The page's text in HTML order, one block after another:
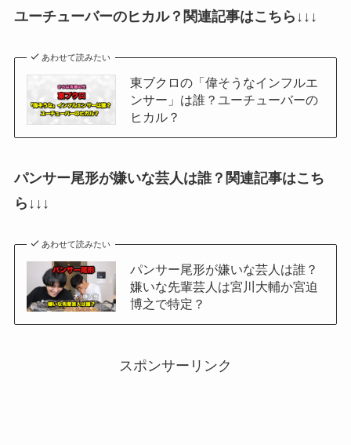
ユーチューバーのヒカル？関連記事はこちら↓↓↓
あわせて読みたい
東ブクロの「偉そうなインフルエ
ンサー」は誰？ユーチューバーの
ヒカル？
パンサー尾形が嫌いな芸人は誰？関連記事はこち
ら↓↓↓
あわせて読みたい
パンサー尾形が嫌いな芸人は誰？
嫌いな先輩芸人は宮川大輔か宮迫
博之で特定？
スポンサーリンク